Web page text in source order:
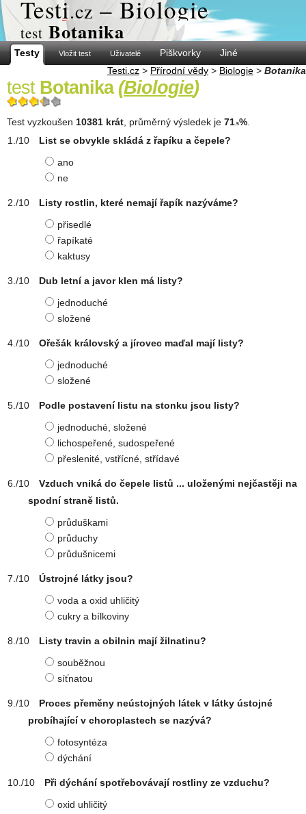
Testi.cz – Biologie
test Botanika
Testy Vložit test Uživatelé Piškvorky
Jiné
Testi.cz > Přírodní vědy > Biologie > Botanika
test Botanika (Biologie)
Test vyzkoušen 10381 krát , průměrný výsledek je 71 .5%
List se obvykle skládá z řapíku a čepele?
ano
ne
Listy rostlin, které nemají řapík nazýváme?
přisedlé
řapíkaté
kaktusy
Dub letní a javor klen má listy?
jednoduché
složené
Ořešák královský a jírovec maďal mají listy?
jednoduché
složené
Podle postavení listu na stonku jsou listy?
jednoduché, složené
lichospeřené, sudospeřené
přeslenité, vstřícné, střídavé
Vzduch vniká do čepele listů ... uloženými nejčastěji na
spodní straně listů.
průduškami
průduchy
průdušnicemi
Ústrojné látky jsou?
voda a oxid uhličitý
cukry a bílkoviny
Listy travin a obilnin mají žilnatinu?
souběžnou
síťnatou
Proces přeměny neústojných látek v látky ústojné
probíhající v choroplastech se nazývá?
fotosyntéza
dýchání
Při dýchání spotřebovávají rostliny ze vzduchu?
oxid uhličitý